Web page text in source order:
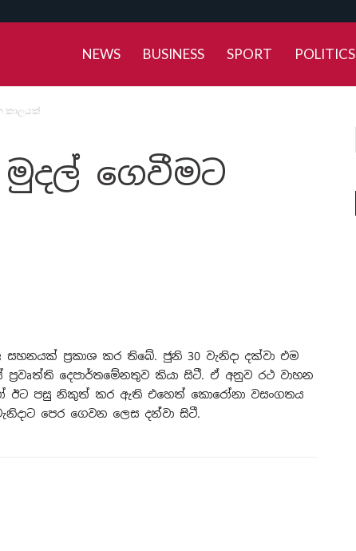
NEWS BUSINESS SPORT POLITICS
කාලයක්
ගෙවීමට
ප්‍රකාශ කර තිබේ. ජුනි 30 වැනිදා දක්වා එම
දෙපාර්තමේනතුව කියා සිටී. ඒ අනුව රථ වාහන
ඊට පසු නිකුත් කර ඇති එහෙත් කොරෝනා වසංගතය
පෙර ගෙවන ලෙස දන්වා සිටී.